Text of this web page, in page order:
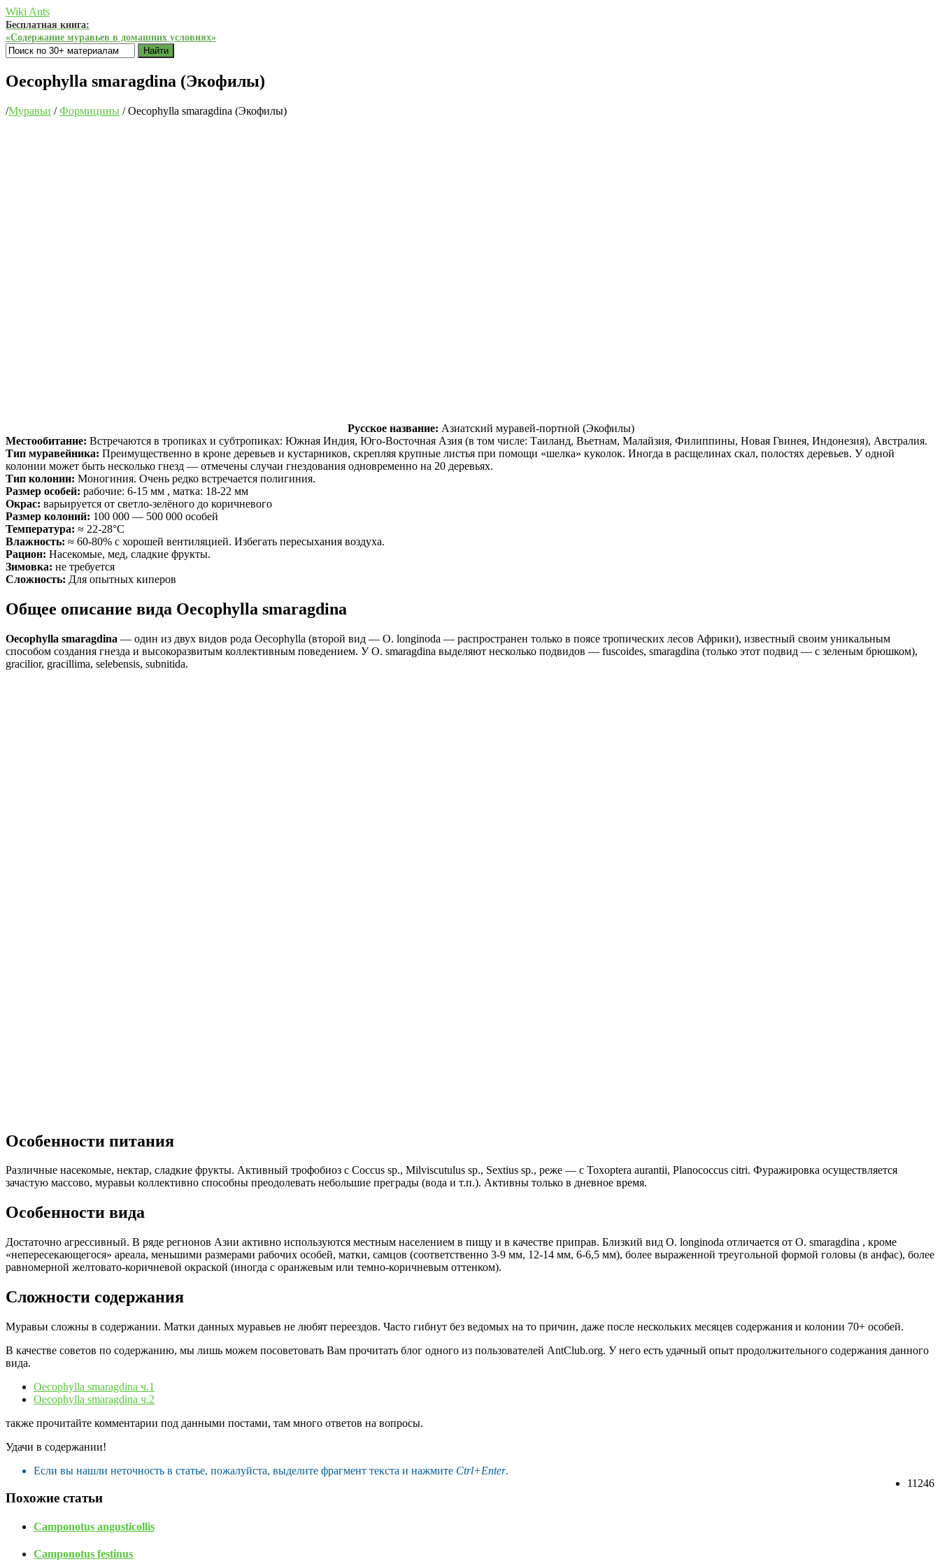
Wiki Ants
Бесплатная книга:
«Содержание муравьев в домашних условиях»
Найти
Oecophylla smaragdina (Экофилы)
/Муравьи / Формицины /Oecophylla smaragdina (Экофилы)
Русское название: Азиатский муравей-портной (Экофилы)
Местообитание: Встречаются в тропиках и субтропиках: Южная Индия, Юго-Восточная Азия (в том числе: Таиланд, Вьетнам, Малайзия, Филиппины, Новая Гвинея, Индонезия), Австралия.
Тип муравейника: Преимущественно в кроне деревьев и кустарников, скрепляя крупные листья при помощи «шелка» куколок. Иногда в расщелинах скал, полостях деревьев. У одной
колонии может быть несколько гнезд — отмечены случаи гнездования одновременно на 20 деревьях.
Тип колонии: Моногиния. Очень редко встречается полигиния.
Размер особей: рабочие: 6-15 мм , матка: 18-22 мм
Окрас: варьируется от светло-зелёного до коричневого
Размер колоний: 100 000 — 500 000 особей
Температура: ≈ 22-28°С
Влажность: ≈ 60-80% с хорошей вентиляцией. Избегать пересыхания воздуха.
Рацион: Насекомые, мед, сладкие фрукты.
Зимовка: не требуется
Сложность: Для опытных киперов
Общее описание вида Oecophylla smaragdina
Oecophylla smaragdina — один из двух видов рода Oecophylla (второй вид — O. longinoda — распространен только в поясе тропических лесов Африки), известный своим уникальным
способом создания гнезда и высокоразвитым коллективным поведением. У O. smaragdina выделяют несколько подвидов — fuscoides, smaragdina (только этот подвид — с зеленым брюшком),
gracilior, gracillima, selebensis, subnitida.
Особенности питания
Различные насекомые, нектар, сладкие фрукты. Активный трофобиоз с Coccus sp., Milviscutulus sp., Sextius sp., реже — с Toxoptera aurantii, Planococcus citri. Фуражировка осуществляется
зачастую массово, муравьи коллективно способны преодолевать небольшие преграды (вода и т.п.). Активны только в дневное время.
Особенности вида
Достаточно агрессивный. В ряде регионов Азии активно используются местным населением в пищу и в качестве приправ. Близкий вид O. longinoda отличается от O. smaragdina , кроме
«непересекающегося» ареала, меньшими размерами рабочих особей, матки, самцов (соответственно 3-9 мм, 12-14 мм, 6-6,5 мм), более выраженной треугольной формой головы (в анфас), более
равномерной желтовато-коричневой окраской (иногда с оранжевым или темно-коричневым оттенком).
Сложности содержания
Муравьи сложны в содержании. Матки данных муравьев не любят переездов. Часто гибнут без ведомых на то причин, даже после нескольких месяцев содержания и колонии 70+ особей.
В качестве советов по содержанию, мы лишь можем посоветовать Вам прочитать блог одного из пользователей AntClub.org. У него есть удачный опыт продолжительного содержания данного
вида.
Oecophylla smaragdina ч.1
Oecophylla smaragdina ч.2
также прочитайте комментарии под данными постами, там много ответов на вопросы.
Удачи в содержании!
Если вы нашли неточность в статье, пожалуйста, выделите фрагмент текста и нажмите Ctrl+Enter.
11246
Похожие статьи
Camponotus angusticollis
Camponotus festinus